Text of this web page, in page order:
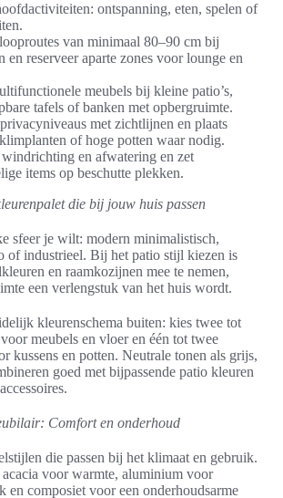
ontspanning, eten, spelen of
van minimaal 80–90 cm bij
en reserveer aparte zones voor lounge en
meubels bij kleine patio’s,
tafels of banken met opbergruimte.
met zichtlijnen en plaats
of hoge potten waar nodig.
en afwatering en zet
items op beschutte plekken.
die bij jouw huis passen
sfeer je wilt: modern minimalistisch,
of industrieel. Bij het patio stijl kiezen is
en raamkozijnen mee te nemen,
een verlengstuk van het huis wordt.
kleurenschema buiten: kies twee tot
meubels en vloer en één tot twee
kussens en potten. Neutrale tonen als grijs,
goed met bijpassende patio kleuren
Comfort en onderhoud
die passen bij het klimaat en gebruik.
voor warmte, aluminium voor
en composiet voor een onderhoudsarme